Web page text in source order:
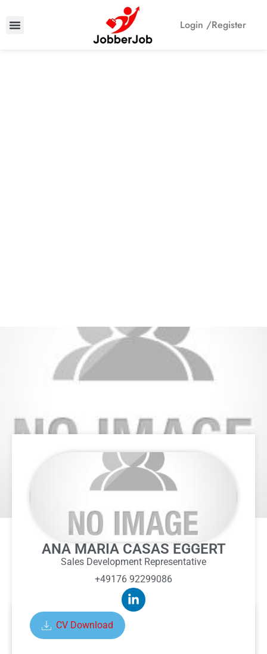
Login /Register
ANA MARIA CASAS EGGERT
Sales Development Representative
+49176 92299086
CV Download
ABOUT ANA MARIA CASAS
EGGERT